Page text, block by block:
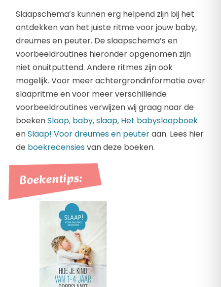
Slaapschema’s kunnen erg helpend zijn bij het
ontdekken van het juiste ritme voor jouw baby,
dreumes en peuter. De slaapschema’s en
voorbeeldroutines hieronder opgenomen zijn
niet onuitputtend. Andere ritmes zijn ook
mogelijk. Voor meer achtergrondinformatie over
slaapritme en voor meer verschillende
voorbeeldroutines verwijzen wij graag naar de
boekenSlaap, baby, slaap, Het babyslaapboek
enSlaap! Voor dreumes en peuteraan. Lees hier
de boekrecensiesvan deze boeken.
Boekentips: